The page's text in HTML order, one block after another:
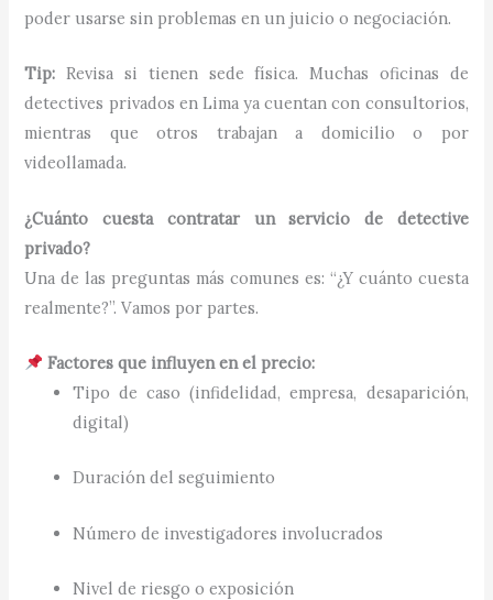
poder usarse sin problemas en un juicio o negociación.
Tip: Revisa si tienen sede física. Muchas oficinas de
detectives privados en Lima ya cuentan con consultorios,
mientras que otros trabajan a domicilio o por
videollamada.
¿Cuánto cuesta contratar un servicio de detective
privado?
Una de las preguntas más comunes es: “¿Y cuánto cuesta
realmente?”. Vamos por partes.
Factores que influyen en el precio:
Tipo de caso (infidelidad, empresa, desaparición,
digital)
Duración del seguimiento
Número de investigadores involucrados
Nivel de riesgo o exposición